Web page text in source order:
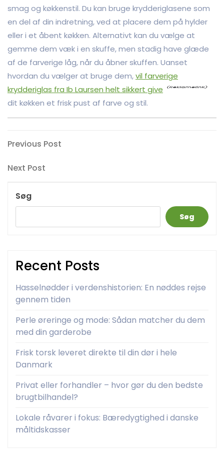
smag og køkkenstil. Du kan bruge krydderiglasene som
en del af din indretning, ved at placere dem på hylder
eller i et åbent køkken. Alternativt kan du vælge at
gemme dem væk i en skuffe, men stadig have glæde
af de farverige låg, når du åbner skuffen. Uanset
hvordan du vælger at bruge dem,vil farverige
krydderiglas fra Ib Laursen helt sikkert give
dit køkken et frisk pust af farve og stil.
Indlægsnavigation
Previous
Previous Post
Next
Next Post
Søg
Søg
Recent Posts
Hasselnødder i verdenshistorien: En nøddes rejse
gennem tiden
Perle øreringe og mode: Sådan matcher du dem
med din garderobe
Frisk torsk leveret direkte til din dør i hele
Danmark
Privat eller forhandler – hvor gør du den bedste
brugtbilhandel?
Lokale råvarer i fokus: Bæredygtighed i danske
måltidskasser